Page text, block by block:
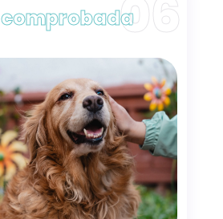
comprobada